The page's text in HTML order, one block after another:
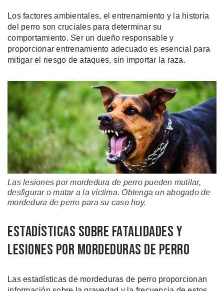
Los factores ambientales, el entrenamiento y la historia
del perro son cruciales para determinar su
comportamiento. Ser un dueño responsable y
proporcionar entrenamiento adecuado es esencial para
mitigar el riesgo de ataques, sin importar la raza.
Las lesiones por mordedura de perro pueden mutilar,
desfigurar o matar a la víctima. Obtenga un abogado de
mordedura de perro para su caso hoy.
Estadísticas Sobre Fatalidades y
Lesiones por Mordeduras de Perro
Las estadísticas de mordeduras de perro proporcionan